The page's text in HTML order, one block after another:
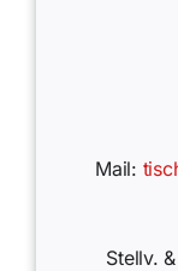
Mail:
Stellv.